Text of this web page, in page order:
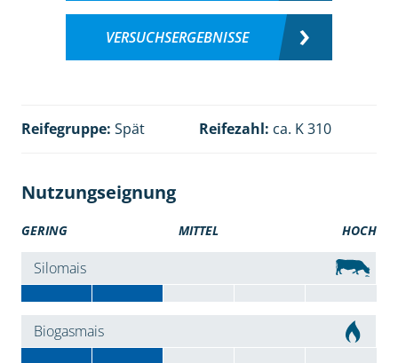
VERSUCHSERGEBNISSE
Reifegruppe: Spät Reifezahl: ca. K 310
Nutzungseignung
GERING MITTEL HOCH
Silomais
Biogasmais